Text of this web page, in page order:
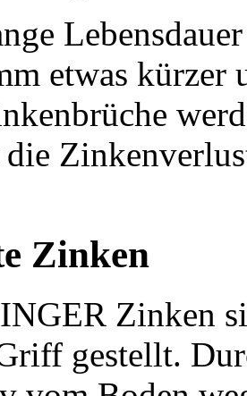
etwas kürzer
Zinken
Zinken
gestellt.